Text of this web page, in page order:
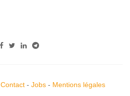
Contact- Jobs- Mentions légales